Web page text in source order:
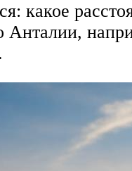
какое
Анталии,